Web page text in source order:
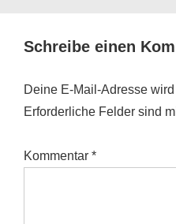
Schreibe einen
Deine E-Mail-Adresse
Erforderliche Felder sind
Kommentar *